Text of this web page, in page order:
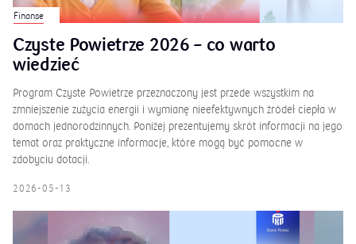
Finanse
Czyste Powietrze 2026 – co warto
wiedzieć
Program Czyste Powietrze przeznaczony jest przede wszystkim na
zmniejszenie zużycia energii i wymianę nieefektywnych źródeł ciepła w
domach jednorodzinnych. Poniżej prezentujemy skrót informacji na jego
temat oraz praktyczne informacje, które mogą być pomocne w
zdobyciu dotacji.
2026-05-13